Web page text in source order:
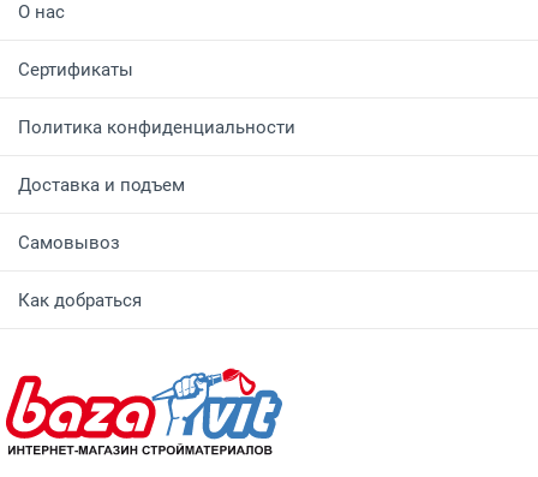
О нас
Сертификаты
Политика конфиденциальности
Доставка и подъем
Самовывоз
Как добраться